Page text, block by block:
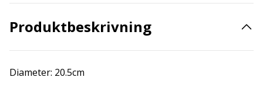
Produktbeskrivning
Diameter: 20.5cm